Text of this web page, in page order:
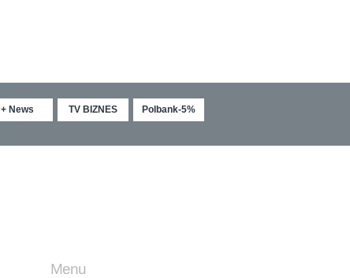
+ News TV BIZNES Polbank-5%
Menu